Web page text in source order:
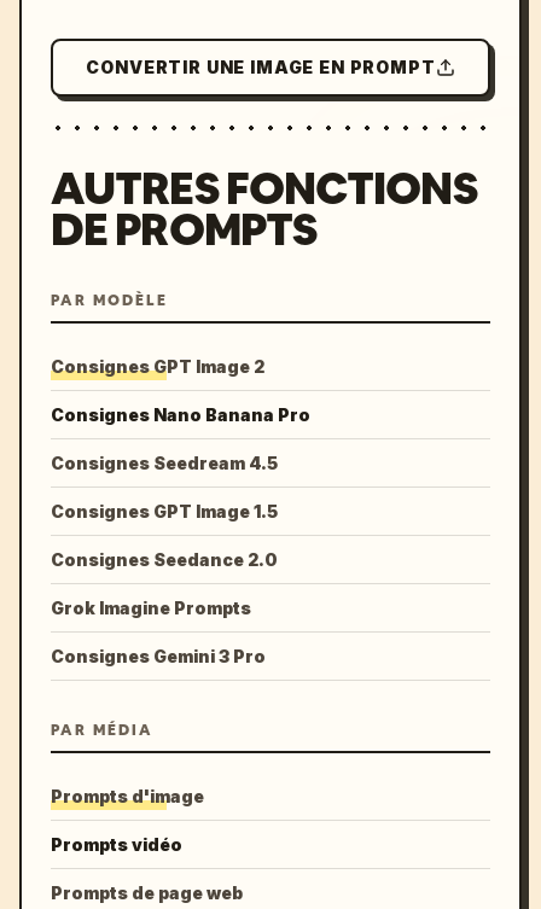
CONVERTIR UNE IMAGE EN PROMPT
AUTRES FONCTIONS
DE PROMPTS
PAR MODÈLE
Consignes GPT Image 2
Consignes Nano Banana Pro
Consignes Seedream 4.5
Consignes GPT Image 1.5
Consignes Seedance 2.0
Grok Imagine Prompts
Consignes Gemini 3 Pro
PAR MÉDIA
Prompts d'image
Prompts vidéo
Prompts de page web